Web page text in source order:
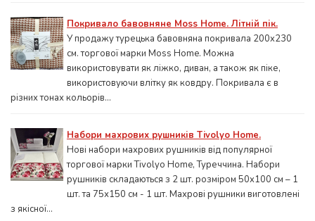
Покривало бавовняне Moss Home. Літній пік.
У продажу турецька бавовняна покривала 200x230
см. торгової марки Moss Home. Можна
використовувати як ліжко, диван, а також як піке,
використовуючи влітку як ковдру. Покривала є в
різних тонах кольорів...
Набори махрових рушників Tivolyo Home.
Нові набори махрових рушників від популярної
торгової марки Tivolyo Home, Туреччина. Набори
рушників складаються з 2 шт. розміром 50x100 см – 1
шт. та 75х150 см - 1 шт. Махрові рушники виготовлені
з якісної...